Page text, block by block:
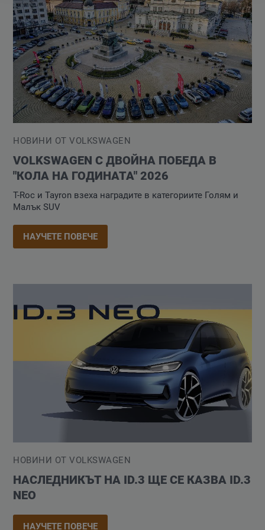
НОВИНИ ОТ VOLKSWAGEN
VOLKSWAGEN С ДВОЙНА ПОБЕДА В
"КОЛА НА ГОДИНАТА" 2026
T-Roc и Tayron взеха наградите в категориите Голям и
Малък SUV
НАУЧЕТЕ ПОВЕЧЕ
НОВИНИ ОТ VOLKSWAGEN
НАСЛЕДНИКЪТ НА ID.3 ЩЕ СЕ КАЗВА ID.3
NEO
НАУЧЕТЕ ПОВЕЧЕ